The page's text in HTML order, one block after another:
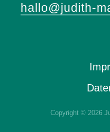
hallo@judith-
Copyright © 2026